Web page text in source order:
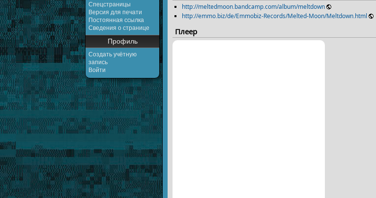
Спецстраницы
Версия для печати
Постоянная ссылка
Сведения о странице
Профиль
Создать учётную
запись
Войти
http://meltedmoon.bandcamp.com/album/meltdown
http://emmo.biz/de/Emmobiz-Records/Melted-Moon/Meltdown.html
Плеер